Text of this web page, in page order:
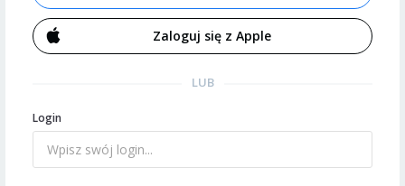
Zaloguj się z Apple
LUB
Login